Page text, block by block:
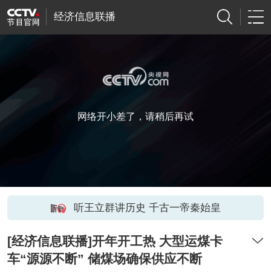
经济信息联播
网络开小差了，请稍后再试
听王立群讲历史 千古一帝秦始皇
[经济信息联播]开年开工热 大型运煤卡
车“源源不断” 储煤场确保供应不断